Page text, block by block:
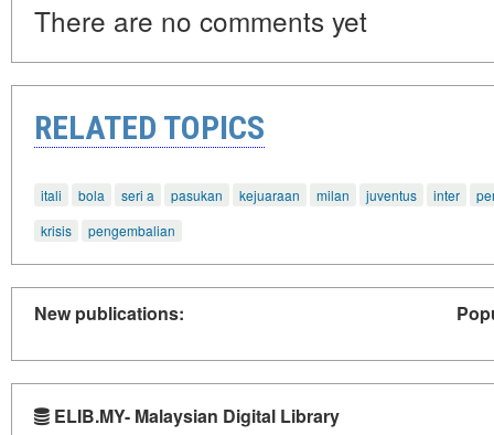
There are no comments yet
RELATED TOPICS
itali bola seri a pasukan kejuaraan milan juventus inter
krisis
pengembalian
New publications:
ELIB.MY- Malaysian Digital Library